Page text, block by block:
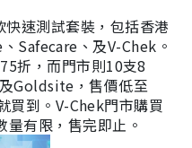
速測試套裝，包括香港
Safecare、及V-Chek。
折，而門市則10支8
Goldsite，售價低至
買到。V-Chek門市購買
有限，售完即止。